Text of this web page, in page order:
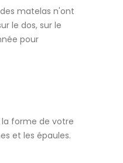
matelas n'ont
le dos, sur le
pour
forme de votre
et les épaules.